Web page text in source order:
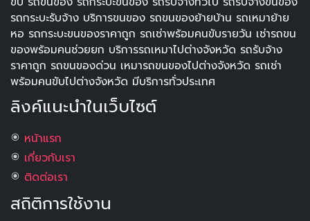
รถกระบะรับจ้าง บริการขนของ รถขนของย้ายบ้าน รถเหมาย้าย
หอ รถกระบะขนของราคาถูก รถเช่าพร้อมคนขับรายวัน เช่ารถขน
ของพร้อมคนช่วยยก บริการรถเหมาไปต่างจังหวัด รถรับจ้าง
ราคาถูก รถขนของด่วน เหมารถขนของไปต่างจังหวัด รถเช่า
พร้อมคนขับไปต่างจังหวัด มีบริการทั่วประเทศ
ลิงค์แนะนำในเว็บไซต์
หน้าแรก
เกี่ยวกับเรา
ติดต่อเรา
สถิติการใช้งาน